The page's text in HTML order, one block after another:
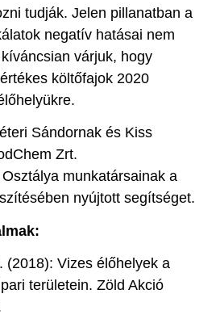
tudják. Jelen pillanatban a
negatív hatásai nem
várjuk, hogy
költőfajok 2020
Sándornak és Kiss
Zrt.
munkatársainak a
nyújtott segítséget.
(2018): Vizes élőhelyek a
területein. Zöld Akció